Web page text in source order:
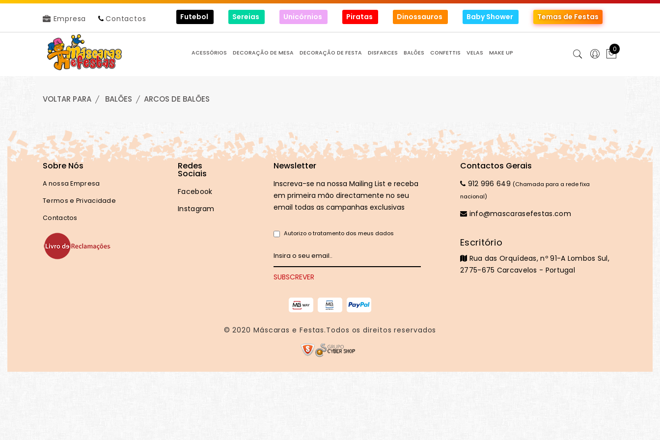
Empresa Contactos Futebol Sereias Unicórnios Piratas Dinossauros Baby Shower Temas de Festas
ACESSÓRIOS DECORAÇÃO DE MESA DECORAÇÃO DE FESTA DISFARCES BALÕES CONFETTIS VELAS MAKE UP 0
VOLTAR PARA BALÕES ARCOS DE BALÕES
Sobre Nós
A nossa Empresa
Termos e Privacidade
Contactos
Redes
Sociais
Facebook
Instagram
Newsletter
Inscreva-se na nossa Mailing List e receba
em primeira mão directamente no seu
email todas as campanhas exclusivas
Autorizo o tratamento dos meus dados
Contactos Gerais
912 996 649 (Chamada para a rede fixa
nacional)
info@mascarasefestas.com
Escritório
Rua das Orquídeas, nº 91-A Lombos Sul,
2775-675 Carcavelos - Portugal
© 2020 Máscaras e Festas.Todos os direitos reservados